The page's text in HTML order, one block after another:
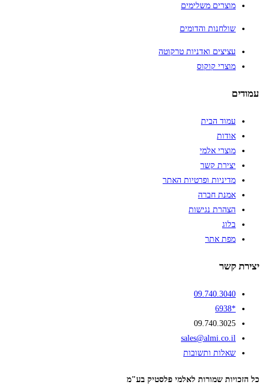
מוצרים משלימים
שולחנות והדומים
עציצים ואדניות טרקוטה
מוצרי קוקוס
עמודים
עמוד הבית
אודות
מוצרי אלמי
יצירת קשר
מדיניות ופרטיות האתר
אמנת חברה
הצהרת נגישות
בלוג
מפת אתר
יצירת קשר
09.740.3040
*6938
09.740.3025
sales@almi.co.il
שאלות ותשובות
כל הזכויות שמורות לאלמי פלסטיק בע"מ